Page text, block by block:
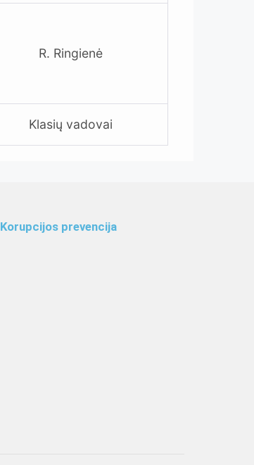
R. Ringienė
Klasių vadovai
Korupcijos prevencija